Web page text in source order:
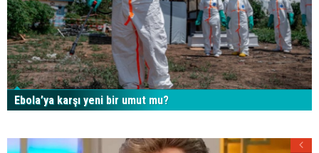
Ebola’ya karşı yeni bir umut mu?